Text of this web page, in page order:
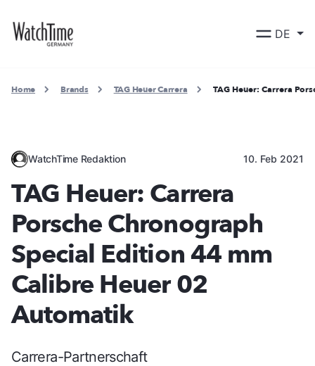
DE
Home Brands TAG Heuer Carrera TAG Heuer: Carrera
WatchTime Redaktion 10. Feb 2021
TAG Heuer: Carrera
Porsche Chronograph
Special Edition 44 mm
Calibre Heuer 02
Automatik
Carrera-Partnerschaft